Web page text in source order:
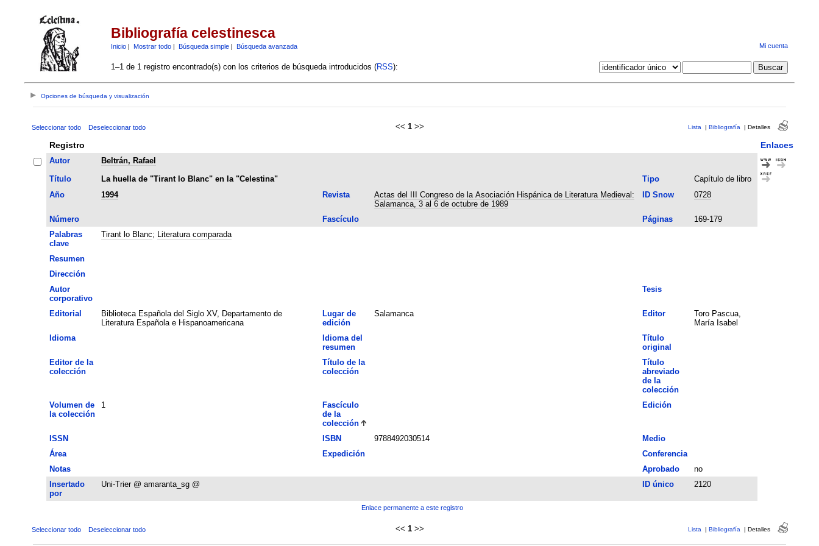
Bibliografía celestinesca
Inicio| Mostrar todo| Búsqueda simple| Búsqueda avanzada Mi cuenta
1–1 de 1 registro encontrado(s) con los criterios de búsqueda introducidos (RSS):
Opciones de búsqueda y visualización
Seleccionar todo Deseleccionar todo << 1 >> Lista | Bibliografía | Detalles
Registro Enlaces
Autor
Beltrán, Rafael
Título
La huella de "Tirant lo Blanc" en la "Celestina" Tipo
Capítulo de libro
Año
1994 Revista
Actas del III Congreso de la Asociación Hispánica de Literatura Medieval:
Salamanca, 3 al 6 de octubre de 1989
ID Snow 0728
Número Fascículo Páginas
169-179
Palabras
clave
Tirant lo Blanc; Literatura comparada
Resumen
Dirección
Autor
corporativo
Tesis
Editorial
Biblioteca Española del Siglo XV, Departamento de
Literatura Española e Hispanoamericana
Lugar de
edición
Salamanca Editor
Toro Pascua,
María Isabel
Idioma
Idioma del
resumen
Título
original
Editor de la
colección
Título de la
colección
Título
abreviado
de la
colección
Volumen de
la colección
1
Fascículo
de la
colección
Edición
ISSN ISBN 9788492030514
Medio
Área
Expedición
Conferencia
Notas
Aprobado
no
Insertado
por
Uni-Trier @ amaranta_sg @ ID único 2120
Enlace permanente a este registro
Seleccionar todo Deseleccionar todo << 1 >> Lista | Bibliografía | Detalles